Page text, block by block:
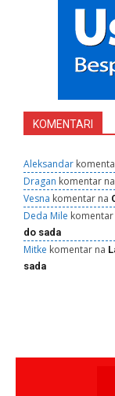
KOMENTARI
Aleksandar
Dragan komentar na
Vesna komentar na
Deda Mile komentar
do sada
Mitke komentar na
sada